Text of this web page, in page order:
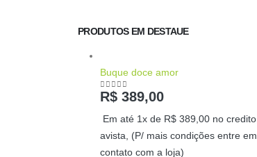
PRODUTOS EM DESTAUE
Buque doce amor
0out of 5
R$ 389,00
Em até 1x de R$ 389,00 no credito
avista, (P/ mais condições entre em
contato com a loja)